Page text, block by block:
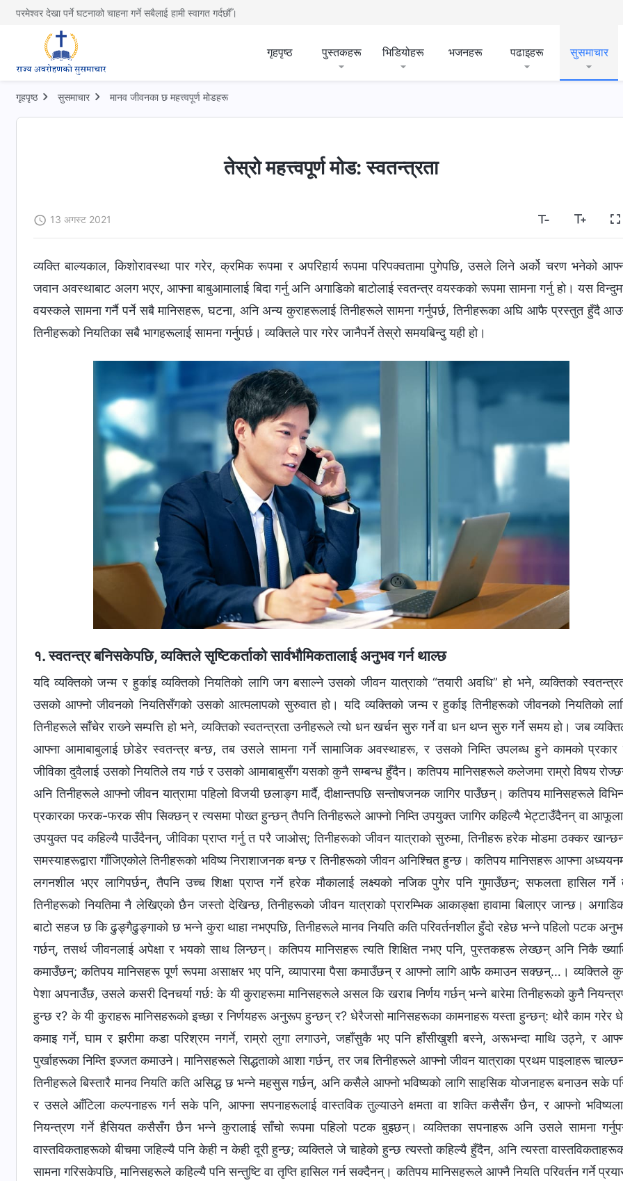
परमेश्वर देखा पर्ने घटनाको चाहना गर्ने सबैलाई हामी स्वागत गर्दछौँ।
गृहपृष्ठ पुस्तकहरू भिडियोहरू भजनहरू पढाइहरू सुसमाचार
गृहपृष्ठ सुसमाचार मानव जीवनका छ महत्त्वपूर्ण मोडहरू
तेस्रो महत्त्वपूर्ण मोड: स्वतन्त्रता
13 अगस्ट 2021
व्यक्ति बाल्यकाल, किशोरावस्था पार गरेर, क्रमिक रूपमा र अपरिहार्य रूपमा परिपक्‍वतामा पुगेपछि, उसले लिने अर्को चरण भनेको
जवान अवस्थाबाट अलग भएर, आफ्‍ना बाबुआमालाई बिदा गर्नु अनि अगाडिको बाटोलाई स्वतन्त्र वयस्कको रूपमा सामना गर्नु हो। यस
वयस्कले सामना गर्नै पर्ने सबै मानिसहरू, घटना, अनि अन्य कुराहरूलाई तिनीहरूले सामना गर्नुपर्छ, तिनीहरूका अघि आफै प्रस्तुत हुँदै
तिनीहरूको नियतिका सबै भागहरूलाई सामना गर्नुपर्छ। व्यक्तिले पार गरेर जानैपर्ने तेस्रो समयबिन्दु यही हो।
१. स्वतन्त्र बनिसकेपछि, व्यक्तिले सृष्टिकर्ताको सार्वभौमिकतालाई अनुभव गर्न थाल्छ
यदि व्यक्तिको जन्‍म र हुर्काइ व्यक्तिको नियतिको लागि जग बसाल्‍ने उसको जीवन यात्राको “तयारी अवधि” हो भने, व्यक्तिको
उसको आफ्‍नो जीवनको नियतिसँगको उसको आत्मलापको सुरुवात हो। यदि व्यक्तिको जन्‍म र हुर्काइ तिनीहरूको जीवनको नियतिको
तिनीहरूले साँचेर राख्‍ने सम्पत्ति हो भने, व्यक्तिको स्वतन्त्रता उनीहरूले त्यो धन खर्चन सुरु गर्ने वा धन थप्‍न सुरु गर्ने समय हो। जब
आफ्‍ना आमाबाबुलाई छोडेर स्वतन्त्र बन्छ, तब उसले सामना गर्ने सामाजिक अवस्थाहरू, र उसको निम्ति उपलब्‍ध हुने कामको प्रकार
जीविका दुवैलाई उसको नियतिले तय गर्छ र उसको आमाबाबुसँग यसको कुनै सम्‍बन्ध हुँदैन। कतिपय मानिसहरूले कलेजमा राम्रो विषय
अनि तिनीहरूले आफ्‍नो जीवन यात्रामा पहिलो विजयी छलाङ्ग मार्दै, दीक्षान्तपछि सन्तोषजनक जागिर पाउँछन्। कतिपय मानिसहरूले
प्रकारका फरक-फरक सीप सिक्छन् र त्यसमा पोख्त हुन्छन् तैपनि तिनीहरूले आफ्‍नो निम्ति उपयुक्त जागिर कहिल्यै भेट्टाउँदैनन् वा
उपयुक्त पद कहिल्यै पाउँदैनन्, जीविका प्राप्त गर्नु त परै जाओस्; तिनीहरूको जीवन यात्राको सुरुमा, तिनीहरू हरेक मोडमा ठक्‍कर
समस्याहरूद्वारा गाँजिएकोले तिनीहरूको भविष्य निराशाजनक बन्छ र तिनीहरूको जीवन अनिश्‍चित हुन्छ। कतिपय मानिसहरू आफ्‍ना
लगनशील भएर लागिपर्छन्, तैपनि उच्‍च शिक्षा प्राप्त गर्ने हरेक मौकालाई लक्ष्यको नजिक पुगेर पनि गुमाउँछन्; सफलता हासिल गर्ने
तिनीहरूको नियतिमा नै लेखिएको छैन जस्तो देखिन्छ, तिनीहरूको जीवन यात्राको प्रारम्‍भिक आकाङ्क्षा हावामा बिलाएर जान्छ।
बाटो सहज छ कि ढुङ्गैढुङ्गाको छ भन्‍ने कुरा थाहा नभएपछि, तिनीहरूले मानव नियति कति परिवर्तनशील हुँदो रहेछ भन्‍ने पहिलो पटक
गर्छन्, तसर्थ जीवनलाई अपेक्षा र भयको साथ लिन्छन्। कतिपय मानिसहरू त्यति शिक्षित नभए पनि, पुस्तकहरू लेख्छन् अनि निकै
कमाउँछन्; कतिपय मानिसहरू पूर्ण रूपमा असाक्षर भए पनि, व्यापारमा पैसा कमाउँछन् र आफ्‍नो लागि आफै कमाउन सक्छन्…। व्यक्तिले
पेशा अपनाउँछ, उसले कसरी दिनचर्या गर्छ: के यी कुराहरूमा मानिसहरूले असल कि खराब निर्णय गर्छन् भन्‍ने बारेमा तिनीहरूको कुनै
हुन्छ र? के यी कुराहरू मानिसहरूको इच्‍छा र निर्णयहरू अनुरूप हुन्छन् र? धेरैजसो मानिसहरूका कामनाहरू यस्ता हुन्छन्: थोरै काम गरेर
कमाइ गर्ने, घाम र झरीमा कडा परिश्रम नगर्ने, राम्रो लुगा लगाउने, जहाँसुकै भए पनि हाँसीखुशी बस्‍ने, अरूभन्दा माथि उठ्ने, र
पुर्खाहरूका निम्ति इज्‍जत कमाउने। मानिसहरूले सिद्धताको आशा गर्छन्, तर जब तिनीहरूले आफ्‍नो जीवन यात्राका प्रथम पाइलाहरू
तिनीहरूले बिस्तारै मानव नियति कति असिद्ध छ भन्‍ने महसुस गर्छन्, अनि कसैले आफ्‍नो भविष्यको लागि साहसिक योजनाहरू बनाउन सके
र उसले आँटिला कल्‍पनाहरू गर्न सके पनि, आफ्‍ना सपनाहरूलाई वास्तविक तुल्याउने क्षमता वा शक्ति कसैसँग छैन, र आफ्‍नो
नियन्त्रण गर्ने हैसियत कसैसँग छैन भन्‍ने कुरालाई साँचो रूपमा पहिलो पटक बुझ्छन्। व्यक्तिका सपनाहरू अनि उसले सामना
वास्तविकताहरूको बीचमा जहिल्यै पनि केही न केही दूरी हुन्छ; व्यक्तिले जे चाहेको हुन्छ त्यस्तो कहिल्यै हुँदैन, अनि त्यस्ता
सामना गरिसकेपछि, मानिसहरूले कहिल्यै पनि सन्तुष्टि वा तृप्ति हासिल गर्न सक्दैनन्। कतिपय मानिसहरूले आफ्‍नै नियति परिवर्तन गर्ने